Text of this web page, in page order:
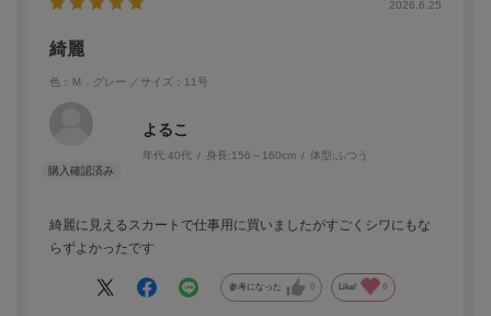
2026.6.25
綺麗
色：Ｍ．グレー ／サイズ：11号
よるこ
年代:40代 身長:156～160cm 体型: ふつう
綺麗に見えるスカートで仕事用に買いましたがすごくシワにもな
らずよかったです
参考になった 0 Like! 0